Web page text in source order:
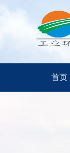
首页